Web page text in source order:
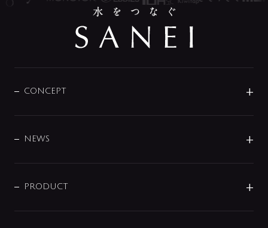
CONCEPT
DESIGN
NEWS
商品に関して
PRODUCT